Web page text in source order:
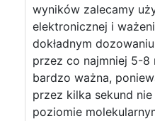
wyników zalecamy
elektronicznej i
dokładnym
przez co najmniej 5-8
bardzo ważna,
przez kilka sekund
poziomie